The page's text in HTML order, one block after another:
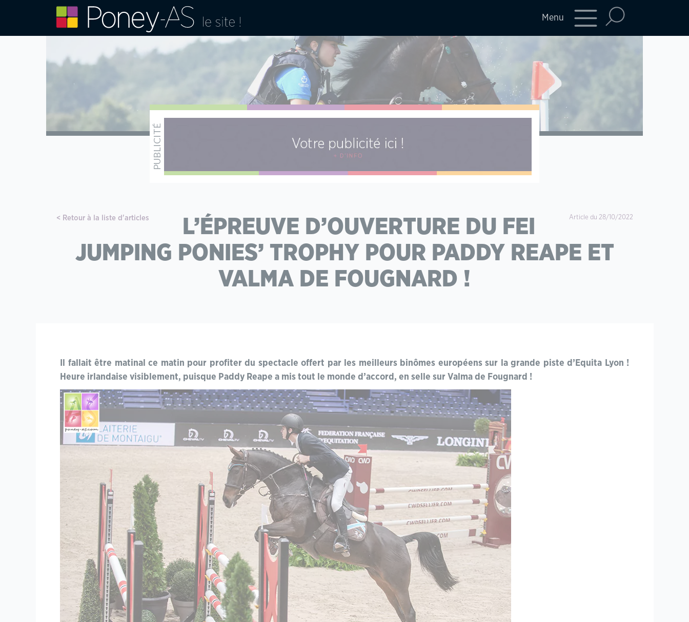
Menu
Retour à la liste d'articles Article du 28/10/2022
L’ÉPREUVE D’OUVERTURE DU FEI
JUMPING PONIES’ TROPHY POUR PADDY REAPE ET
VALMA DE FOUGNARD !
Il fallait être matinal ce matin pour profiter du spectacle offert par les meilleurs binômes européens sur la grande piste d’Equita Lyon !
Heure irlandaise visiblement, puisque Paddy Reape a mis tout le monde d’accord, en selle sur Valma de Fougnard !